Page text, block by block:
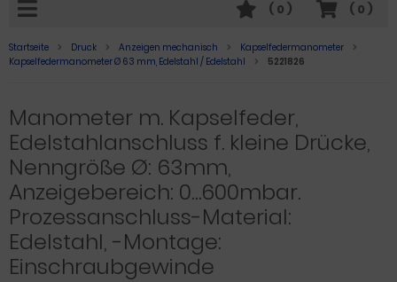
( 0 )
( 0 )
Startseite Druck Anzeigen mechanisch
Kapselfedermanometer
Kapselfedermanometer Ø 63 mm, Edelstahl / Edelstahl
5221826
Manometer m. Kapselfeder,
Edelstahlanschluss f. kleine Drücke,
Nenngröße Ø: 63mm,
Anzeigebereich: 0…600mbar.
Prozessanschluss-Material:
Edelstahl, -Montage:
Einschraubgewinde